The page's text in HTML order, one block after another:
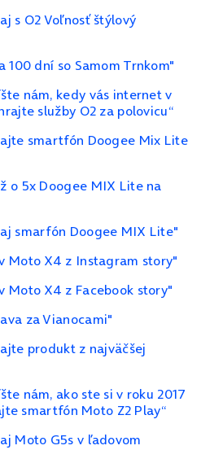
s O2 Voľnosť štýlový
100 dní so Samom Trnkom"
nám, kedy vás internet v
služby O2 za polovicu“
smartfón Doogee Mix Lite
o 5x Doogee MIX Lite na
smarfón Doogee MIX Lite"
Moto X4 z Instagram story"
Moto X4 z Facebook story"
za Vianocami"
produkt z najväčšej
nám, ako ste si v roku 2017
smartfón Moto Z2 Play“
Moto G5s v ľadovom